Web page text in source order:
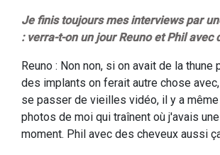
Je finis toujours mes interviews par
: verra-t-on un jour Reuno et Phil avec
Reuno : Non non, si on avait de la thune
des implants on ferait autre chose
se passer de vieilles vidéo, il y a
photos de moi qui traînent où j'avais
moment. Phil avec des cheveux aussi